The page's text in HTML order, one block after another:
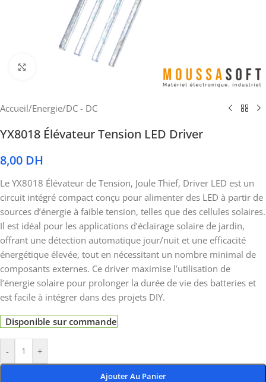
Cliquez pour agrandir
Accueil/Energie/DC - DC
YX8018 Élévateur Tension LED Driver
8,00 DH
Le YX8018 Élévateur de Tension, Joule Thief, Driver LED est un
circuit intégré compact conçu pour alimenter des LED à partir de
sources d’énergie à faible tension, telles que des cellules solaires.
Il est idéal pour les applications d’éclairage solaire de jardin,
offrant une détection automatique jour/nuit et une efficacité
énergétique élevée, tout en nécessitant un nombre minimal de
composants externes. Ce driver maximise l’utilisation de
l’énergie solaire pour prolonger la durée de vie des batteries et
est facile à intégrer dans des projets DIY.
Disponible sur commande
- +
Ajouter Au Panier